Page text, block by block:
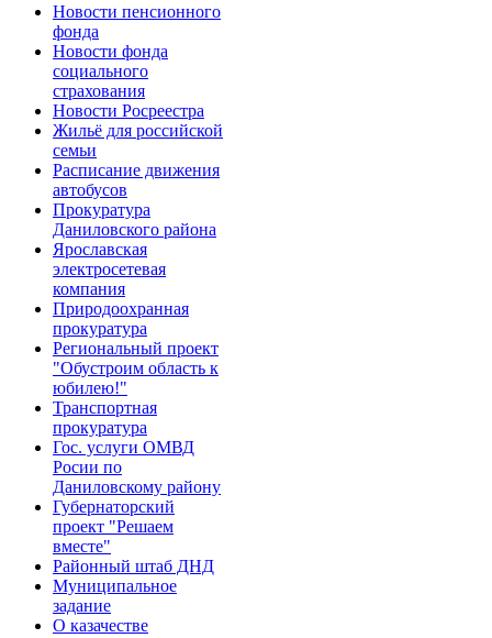
Новости пенсионного
фонда
Новости фонда
социального
страхования
Новости Росреестра
Жильё для российской
семьи
Расписание движения
автобусов
Прокуратура
Даниловского района
Ярославская
электросетевая
компания
Природоохранная
прокуратура
Региональный проект
"Обустроим область к
юбилею!"
Транспортная
прокуратура
Гос. услуги ОМВД
Росии по
Даниловскому району
Губернаторский
проект "Решаем
вместе"
Районный штаб ДНД
Муниципальное
задание
О казачестве